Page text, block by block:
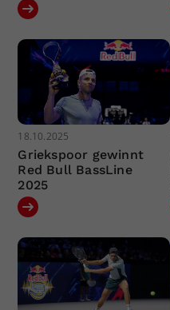
18.10.2025
Griekspoor gewinnt
Red Bull BassLine
2025